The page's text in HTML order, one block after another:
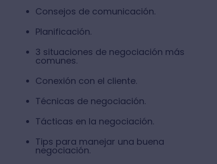
Consejos de comunicación.
Planificación.
3 situaciones de negociación más
comunes.
Conexión con el cliente.
Técnicas de negociación.
Tácticas en la negociación.
Tips para manejar una buena
negociación.